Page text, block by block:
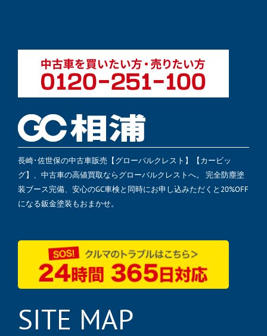
長崎･佐世保の中古車販売【グローバルクレスト】【カービッ
グ】、中古車の高値買取ならグローバルクレストへ。 完全防塵塗
装ブース完備、安心のGC車検と同時にお申し込みただくと20%OFF
になる鈑金塗装もおまかせ。
SITE MAP